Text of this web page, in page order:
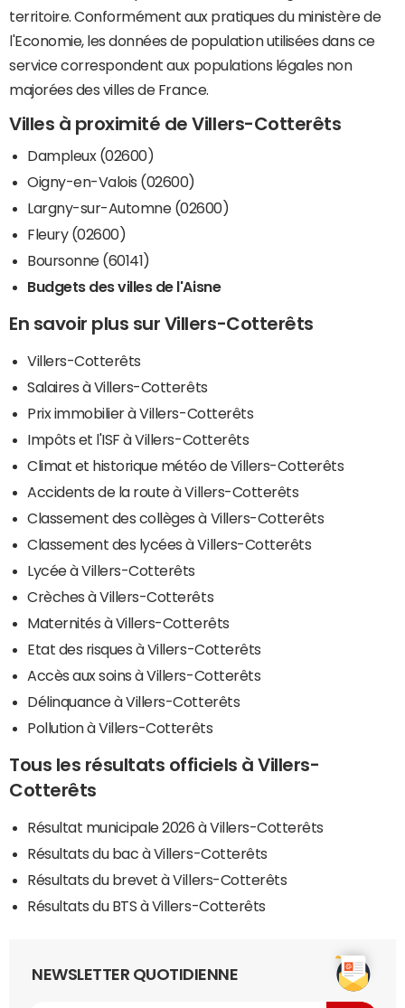
territoire. Conformément aux pratiques du ministère de
l'Economie, les données de population utilisées dans ce
service correspondent aux populations légales non
majorées des villes de France.
Villes à proximité de Villers-Cotterêts
Dampleux (02600)
Oigny-en-Valois (02600)
Largny-sur-Automne (02600)
Fleury (02600)
Boursonne (60141)
Budgets des villes de l'Aisne
En savoir plus sur Villers-Cotterêts
Villers-Cotterêts
Salaires à Villers-Cotterêts
Prix immobilier à Villers-Cotterêts
Impôts et l'ISF à Villers-Cotterêts
Climat et historique météo de Villers-Cotterêts
Accidents de la route à Villers-Cotterêts
Classement des collèges à Villers-Cotterêts
Classement des lycées à Villers-Cotterêts
Lycée à Villers-Cotterêts
Crèches à Villers-Cotterêts
Maternités à Villers-Cotterêts
Etat des risques à Villers-Cotterêts
Accès aux soins à Villers-Cotterêts
Délinquance à Villers-Cotterêts
Pollution à Villers-Cotterêts
Tous les résultats officiels à Villers-
Cotterêts
Résultat municipale 2026 à Villers-Cotterêts
Résultats du bac à Villers-Cotterêts
Résultats du brevet à Villers-Cotterêts
Résultats du BTS à Villers-Cotterêts
NEWSLETTER QUOTIDIENNE